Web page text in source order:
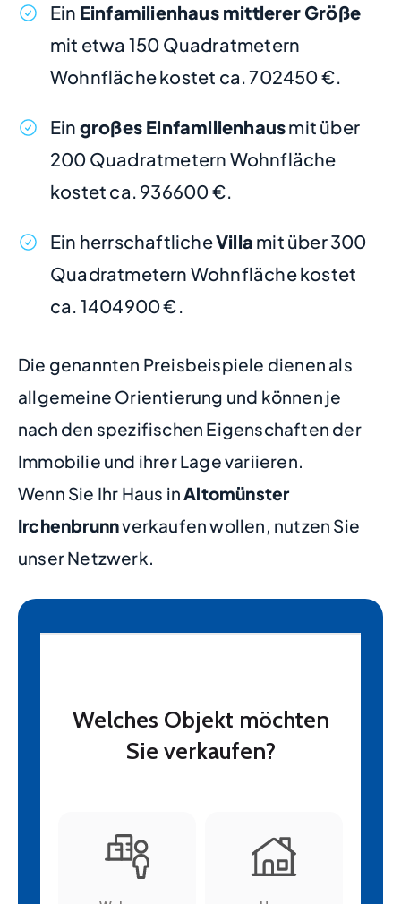
Ein Einfamilienhaus mittlerer Größe
mit etwa 150 Quadratmetern
Wohnfläche kostet ca. 702450 €.
Ein großes Einfamilienhausmit über
200 Quadratmetern Wohnfläche
kostet ca. 936600 €.
Ein herrschaftlicheVilla mit über 300
Quadratmetern Wohnfläche kostet
ca. 1404900 €.
Die genannten Preisbeispiele dienen als
allgemeine Orientierung und können je
nach den spezifischen Eigenschaften der
Immobilie und ihrer Lage variieren.
Wenn Sie Ihr Haus in Altomünster
Irchenbrunnverkaufen wollen, nutzen Sie
unser Netzwerk.